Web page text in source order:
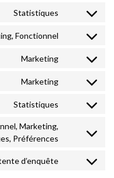
callrail
service
google-
Statistiques
Consent
google-
Fonctionnel
Consent
Marketing
Consent
google-
Marketing
Consent
google-
Statistiques
Consent
service
Marketing,
Préférences
Consent
service
d’enquête
Consent